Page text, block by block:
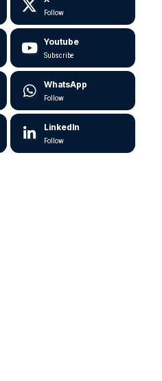
Follow
Youtube
Subscribe
WhatsApp
Follow
LinkedIn
Follow